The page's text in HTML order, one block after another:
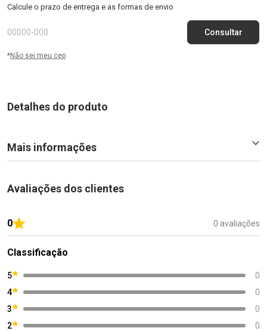
Calcule o prazo de entrega e as formas de envio
*Não sei meu cep
Detalhes do produto
Mais informações
Avaliações dos clientes
0 0 avaliações
Classificação
5
0
4
0
3
0
2
0